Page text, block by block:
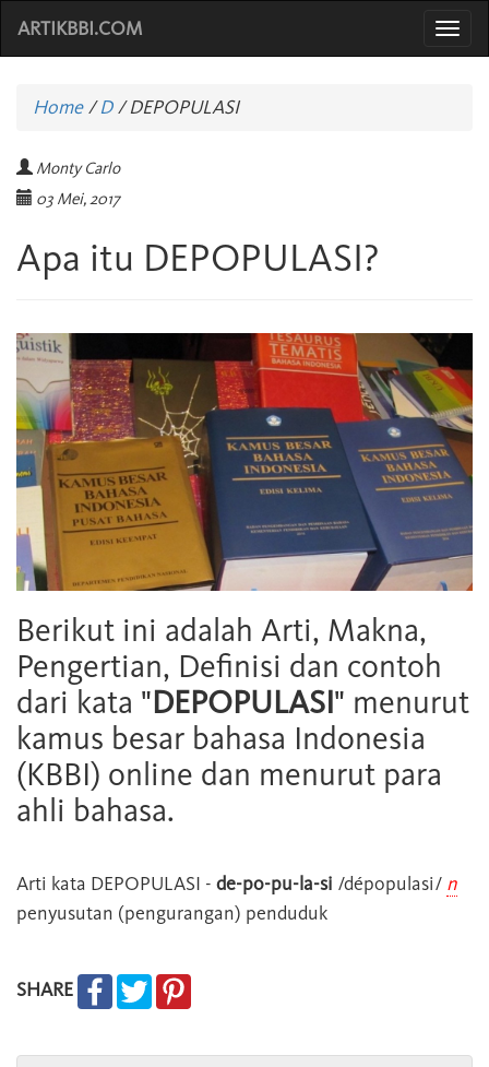
ARTIKBBI.COM
Home/D /DEPOPULASI
Monty Carlo
03 Mei, 2017
Apa itu DEPOPULASI?
Berikut ini adalah Arti, Makna,
Pengertian, Definisi dan contoh
dari kata "DEPOPULASI" menurut
kamus besar bahasa Indonesia
(KBBI) online dan menurut para
ahli bahasa.
Arti kata DEPOPULASI - de-po-pu-la-si /dépopulasi/ n
penyusutan (pengurangan) penduduk
SHARE